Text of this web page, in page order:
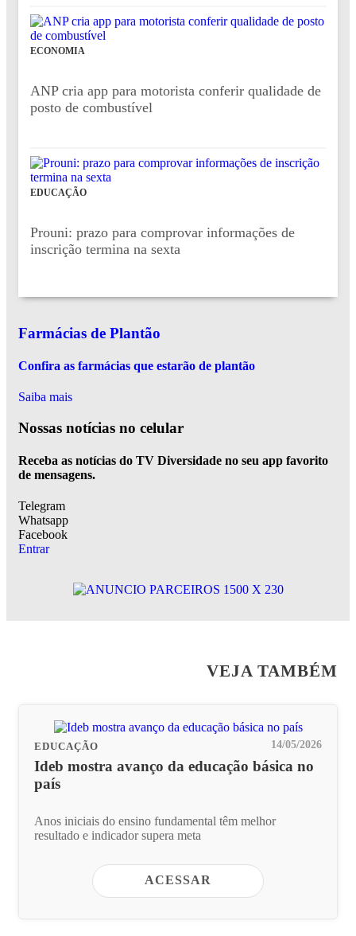
ECONOMIA
ANP cria app para motorista conferir qualidade de
posto de combustível
EDUCAÇÃO
Prouni: prazo para comprovar informações de
inscrição termina na sexta
Farmácias de Plantão
Confira as farmácias que estarão de plantão
Saiba mais
Nossas notícias no celular
Receba as notícias do TV Diversidade no seu app favorito
de mensagens.
Telegram
Whatsapp
Facebook
Entrar
VEJA TAMBÉM
EDUCAÇÃO 14/05/2026
Ideb mostra avanço da educação básica no
país
Anos iniciais do ensino fundamental têm melhor
resultado e indicador supera meta
ACESSAR